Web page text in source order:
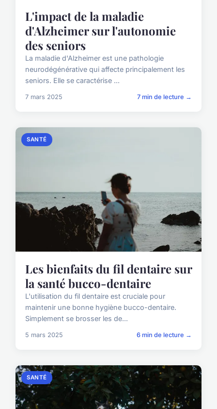
L'impact de la maladie
d'Alzheimer sur l'autonomie
des seniors
La maladie d'Alzheimer est une pathologie
neurodégénérative qui affecte principalement les
seniors. Elle se caractérise ...
7 mars 2025 7 min de lecture →
SANTÉ
Les bienfaits du fil dentaire sur
la santé bucco-dentaire
L'utilisation du fil dentaire est cruciale pour
maintenir une bonne hygiène bucco-dentaire.
Simplement se brosser les de...
5 mars 2025 6 min de lecture →
SANTÉ